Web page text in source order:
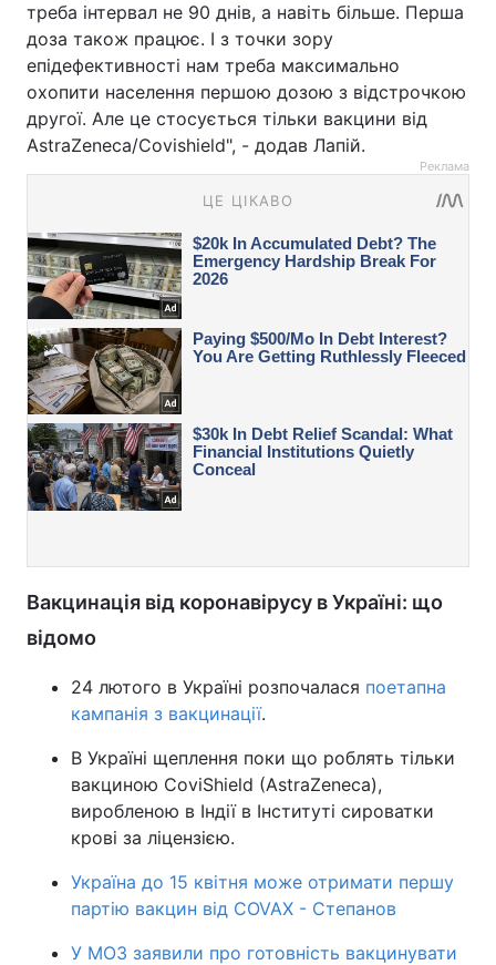
треба інтервал не 90 днів, а навіть більше. Перша
доза також працює. І з точки зору
епідефективності нам треба максимально
охопити населення першою дозою з відстрочкою
другої. Але це стосується тільки вакцини від
AstraZeneca/Covishield", - додав Лапій.
Реклама
Вакцинація від коронавірусу в Україні: що
відомо
24 лютого в Україні розпочалася поетапна
кампанія з вакцинації.
В Україні щеплення поки що роблять тільки
вакциною CoviShield (AstraZeneca),
виробленою в Індії в Інституті сироватки
крові за ліцензією.
Україна до 15 квітня може отримати першу
партію вакцин від COVAX - Степанов
У МОЗ заявили про готовність вакцинувати